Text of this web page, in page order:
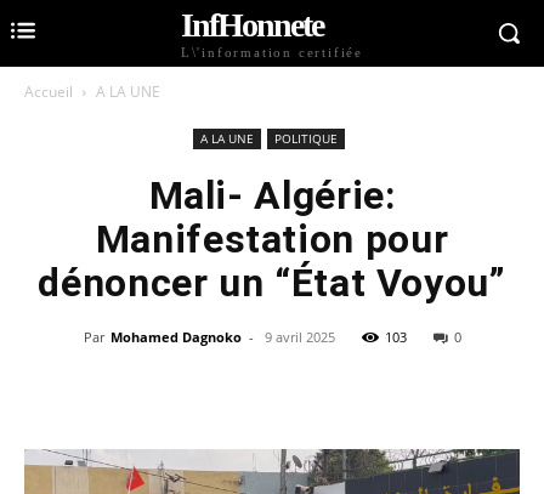
InfHonnete
L\'information certifiée
Accueil A LA UNE
A LA UNE POLITIQUE
Mali- Algérie:
Manifestation pour
dénoncer un “État Voyou”
Par Mohamed Dagnoko - 9 avril 2025 103 0